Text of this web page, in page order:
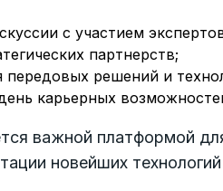
с участием
партнерств;
передовых решений и
карьерных
важной платформой
новейших